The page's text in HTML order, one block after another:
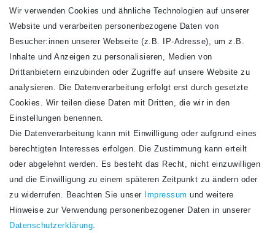
VERSANDARTEN
Newsletter
Honig
Hiermit bestätige ich, dass ich dieDaten­schutz­erklärunggelesen habe. Meine
Wir verwenden Cookies und ähnliche Technologien auf unserer
Website und verarbeiten personenbezogene Daten von
Besucher:innen unserer Webseite (z.B. IP-Adresse), um z.B.
Inhalte und Anzeigen zu personalisieren, Medien von
Drittanbietern einzubinden oder Zugriffe auf unsere Website zu
analysieren. Die Datenverarbeitung erfolgt erst durch gesetzte
Cookies. Wir teilen diese Daten mit Dritten, die wir in den
Einstellungen benennen.
Die Datenverarbeitung kann mit Einwilligung oder aufgrund eines
berechtigten Interesses erfolgen. Die Zustimmung kann erteilt
oder abgelehnt werden. Es besteht das Recht, nicht einzuwilligen
und die Einwilligung zu einem späteren Zeitpunkt zu ändern oder
zu widerrufen. Beachten Sie unser
Impressum und weitere
Hinweise zur Verwendung personenbezogener Daten in unserer
Daten­schutz­erklärung.